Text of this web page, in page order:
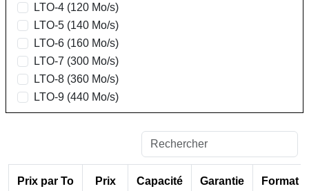
LTO-4 (120 Mo/s)
LTO-5 (140 Mo/s)
LTO-6 (160 Mo/s)
LTO-7 (300 Mo/s)
LTO-8 (360 Mo/s)
LTO-9 (440 Mo/s)
Prix par To Prix Capacité Garantie Format